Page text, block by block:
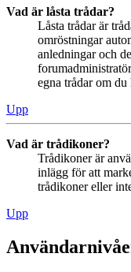
Vad är låsta trådar?
Låsta trådar är
omröstningar
anledningar och
egna trådar om du
Upp
Vad är trådikoner?
Trådikoner är
inlägg för att
trådikoner eller
Upp